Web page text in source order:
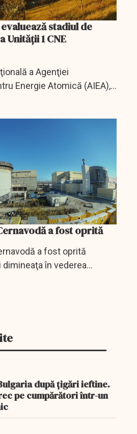
stadiul de
1 CNE
a Agenţiei
Energie Atomică (AIEA),
a stadiului şi a
a fost oprită
a fost oprită
în vederea
de remediere la un
după țigări ieftine.
pe cumpărători într-un